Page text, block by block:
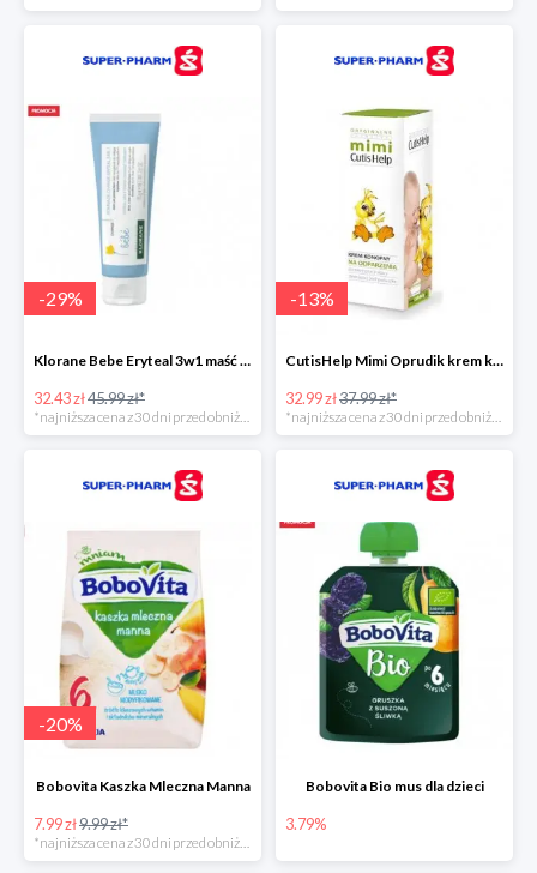
-29%
Klorane Bebe Eryteal 3w1 maść do przewijania dla dzieci
32.43 zł45.99 zł*
*najniższa cena z 30 dni przed obniżką
-13%
CutisHelp Mimi Oprudik krem konopny
32.99 zł37.99 zł*
*najniższa cena z 30 dni przed obniżką
-20%
Bobovita Kaszka Mleczna Manna
7.99 zł9.99 zł*
Bobovita Bio mus dla dzieci
3.79%